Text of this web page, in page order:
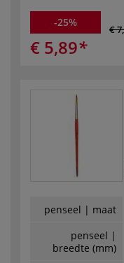
-25%
€
€ 5,89
penseel | maat
penseel |
breedte (mm)